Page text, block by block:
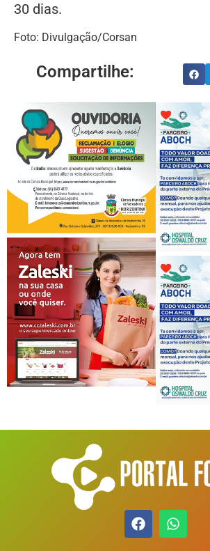
30 dias.
Foto: Divulgação/Corsan
Compartilhe: